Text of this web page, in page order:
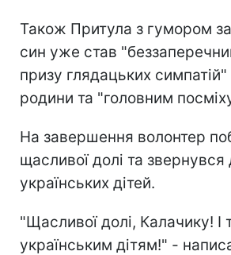
Також Притула з гумором
син уже став
призу глядацьких
родини та "головним
На завершення волонтер
щасливої долі та звернувся
українських дітей.
"Щасливої долі, Калачику! І
українським дітям!" -